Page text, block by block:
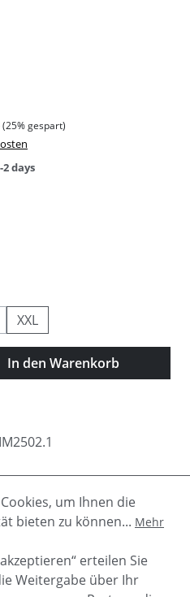
(25% gespart)
days
verfügbar.)
nicht verfügbar.)
zurzeit nicht verfügbar.)
ist zurzeit nicht verfügbar.)
Option ist zurzeit nicht verfügbar.)
XXL
den gewünschten
In den Warenkorb
"Mikia" von
Kapuze und
mit Kor…Mehr
um Ihnen die
bieten zu können... Mehr
erteilen Sie
Weitergabe über Ihr